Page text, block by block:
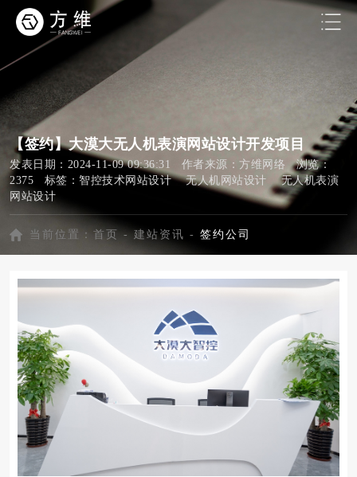
【签约】大漠大无人机表演网站设计开发项目
发表日期：2024-11-09 09:36:31 作者来源：方维网络 浏览：
2375 标签： 智控技术网站设计 无人机网站设计
无人机表演
网站设计
当前位置： 首页 - 建站资讯 - 签约公司